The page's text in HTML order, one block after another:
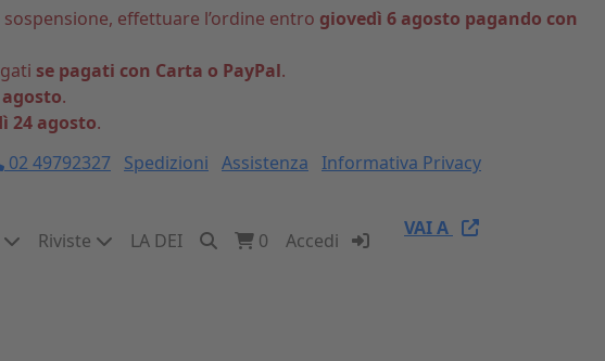
effettuare l’ordine entro giovedì 6 agosto pagando con
se pagati con Carta o PayPal.
agosto.
24 agosto.
02 49792327 Spedizioni Assistenza Informativa Privacy
Riviste LA DEI 0 Accedi
VAI A